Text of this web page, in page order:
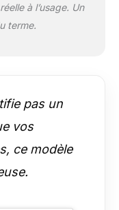
tissu
et
à l’usage. Un
terme.
pas un
vos
ce modèle